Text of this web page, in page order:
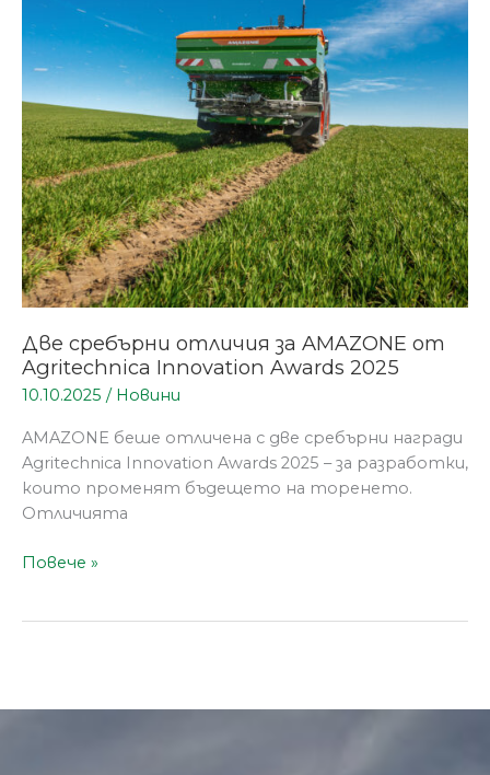
Две сребърни отличия за AMAZONE от
Agritechnica Innovation Awards 2025
10.10.2025 / Новини
AMAZONE беше отличена с две сребърни награди
Agritechnica Innovation Awards 2025 – за разработки,
които променят бъдещето на торенето.
Отличията
отличия
за
AMAZONE
от
Agritechnica
Innovation
Awards
2025
Повече »